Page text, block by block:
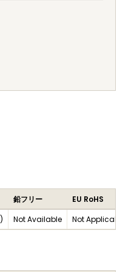
鉛フリー
EU RoHS
) Not Available Not Applicable